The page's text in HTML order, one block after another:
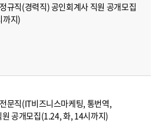
규직(경력직) 공인회계사 직원 공개모집
까지)
문직(IT비즈니스마케팅, 통번역,
공개모집(1.24, 화, 14시까지)